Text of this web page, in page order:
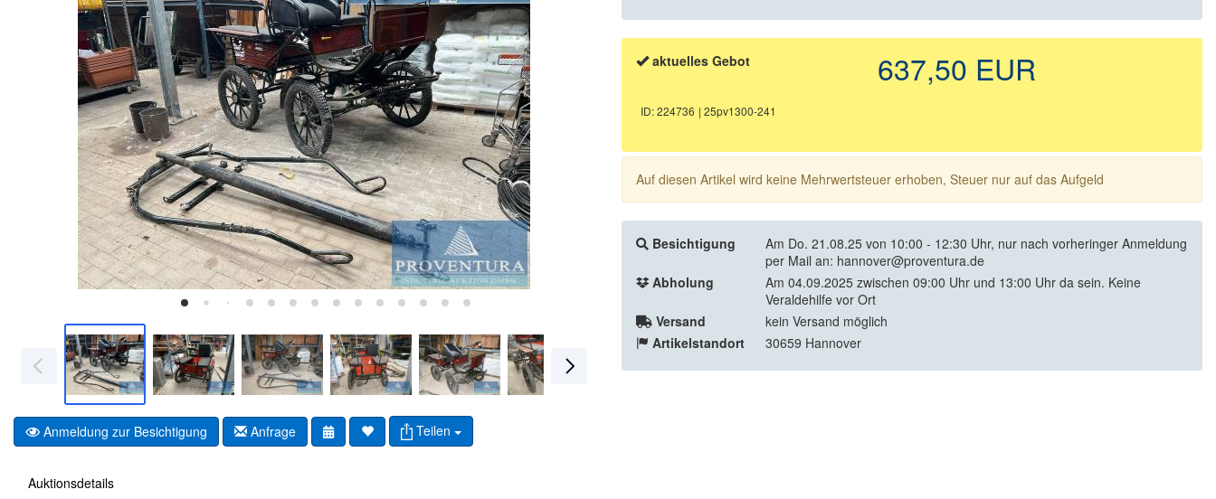
Anmeldung zur Besichtigung Anfrage Teilen
aktuelles Gebot 637,50 EUR
ID: 224736 | 25pv1300-241
Auf diesen Artikel wird keine Mehrwertsteuer erhoben, Steuer nur auf das Aufgeld
Besichtigung
Am Do. 21.08.25 von 10:00 - 12:30 Uhr, nur nach vorheringer Anmeldung
per Mail an: hannover@proventura.de
Abholung
Am 04.09.2025 zwischen 09:00 Uhr und 13:00 Uhr da sein. Keine
Veraldehilfe vor Ort
Versand
kein Versand möglich
Artikelstandort
30659 Hannover
Auktionsdetails